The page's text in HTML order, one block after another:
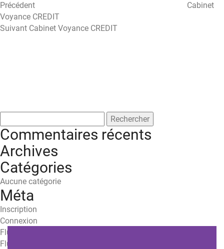
Précédent
Cabinet
Voyance CREDIT
Article
Suivant Cabinet Voyance CREDIT
Commentaires récents
Archives
Catégories
Aucune catégorie
Méta
Inscription
Connexion
Flux des publications
Flux des commentaires